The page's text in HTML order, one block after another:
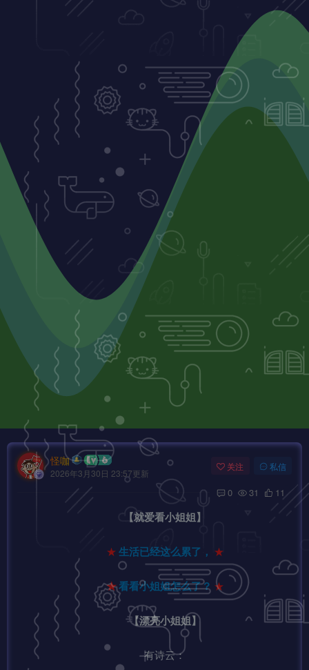
怪咖
2026年3月30日 23:57更新
关注 私信
0 31 11
【就爱看小姐姐】
★生活已经这么累了， ★
★看看小姐姐怎么了？ ★
【漂亮小姐姐】
有诗云：